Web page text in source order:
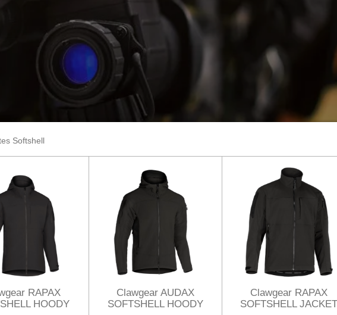
Softshell
RAPAX
HOODY
Clawgear AUDAX
SOFTSHELL HOODY
Clawgear RAPAX
SOFTSHELL JACKET